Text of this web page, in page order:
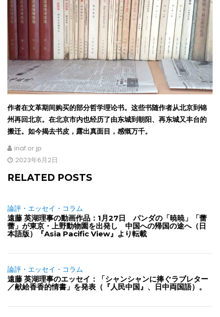
作者在文革期间购买的部分哲学理论书。这些书随作者从北京到锦
州再回北京。在北京市内也经历了由东城到朝阳、再东城又丰台的
搬迁。如今揭去书皮，露出真面目，感慨万千。
inaf.or.jp
2023年6月2日
RELATED POSTS
論評・エッセイ・コラム
遠藤 英湖理事の動画作品：1月27日 パンダの「暁暁」「蕾
蕾」が東京・上野動物園を出発し 中国への帰国の途へ（日
本語版）『Asia Pacific View』より転載
論評・エッセイ・コラム
遠藤 英湖理事のエッセイ：「シャンシャンに捧ぐラブレター
／献給香香的情書」を発表（『人民中国』、日中両国語）。